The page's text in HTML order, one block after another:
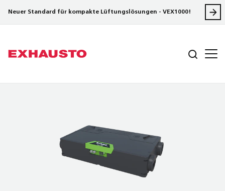
Neuer Standard für kompakte Lüftungslösungen - VEX1000!